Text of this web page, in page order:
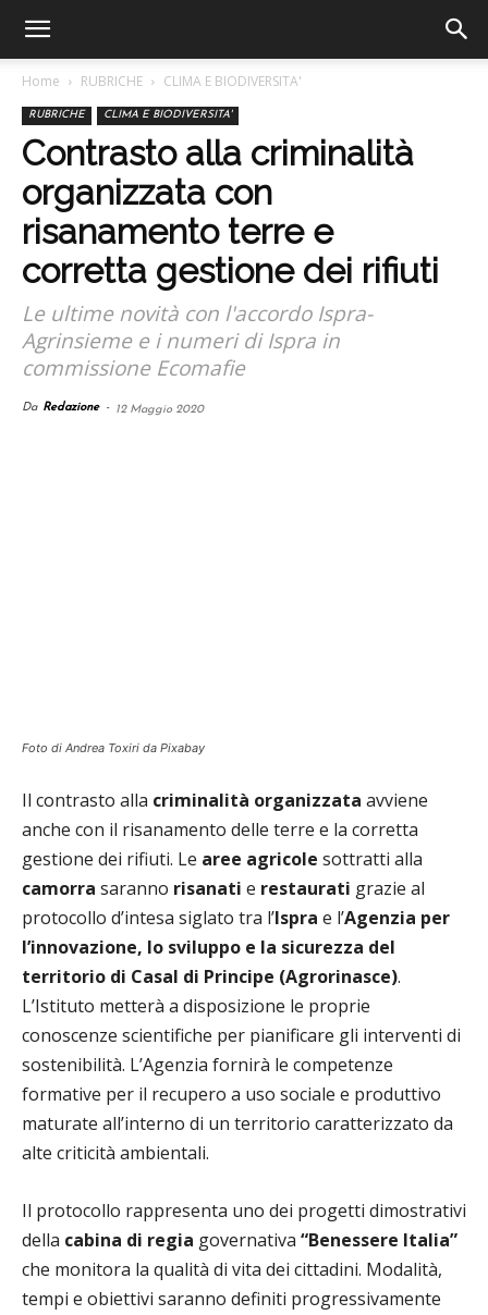
Home RUBRICHE CLIMA E BIODIVERSITA'
RUBRICHE CLIMA E BIODIVERSITA'
Contrasto alla criminalità
organizzata con
risanamento terre e
corretta gestione dei rifiuti
Le ultime novità con l'accordo Ispra-
Agrinsieme e i numeri di Ispra in
commissione Ecomafie
Da Redazione - 12 Maggio 2020
Foto di Andrea Toxiri da Pixabay
Il contrasto alla criminalità organizzata avviene
anche con il risanamento delle terre e la corretta
gestione dei rifiuti. Le aree agricole sottratti alla
camorra saranno risanati e restaurati grazie al
protocollo d’intesa siglato tra l’Ispra e l’Agenzia per
l’innovazione, lo sviluppo e la sicurezza del
territorio di Casal di Principe (Agrorinasce).
L’Istituto metterà a disposizione le proprie
conoscenze scientifiche per pianificare gli interventi di
sostenibilità. L’Agenzia fornirà le competenze
formative per il recupero a uso sociale e produttivo
maturate all’interno di un territorio caratterizzato da
alte criticità ambientali.
Il protocollo rappresenta uno dei progetti dimostrativi
della cabina di regia governativa “Benessere Italia”
che monitora la qualità di vita dei cittadini. Modalità,
tempi e obiettivi saranno definiti progressivamente